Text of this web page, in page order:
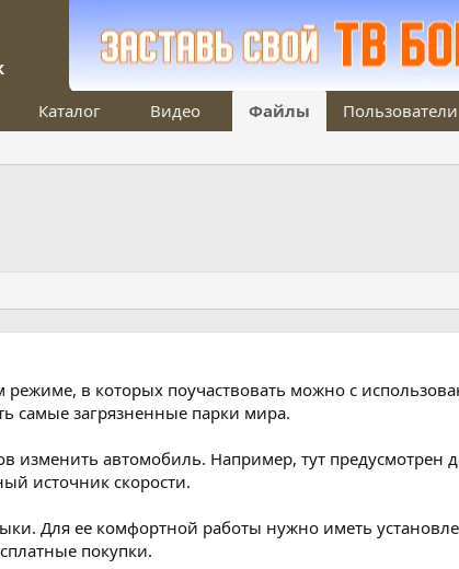
Каталог Видео Файлы Пользователи
режиме, в которых поучаствовать можно с
самые загрязненные парки мира.
изменить автомобиль. Например, тут предусмотрен
источник скорости.
Для ее комфортной работы нужно иметь
покупки.